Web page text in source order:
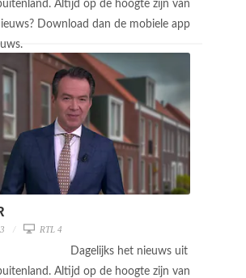
Altijd op de hoogte zijn van
Download dan de mobiele app
RTL 4
Dagelijks het nieuws uit
Altijd op de hoogte zijn van